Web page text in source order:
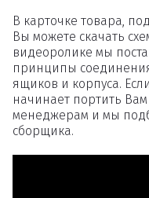
В карточке товара,
Вы можете скачать
видеоролике мы
принципы
ящиков и корпуса.
начинает портить
менеджерам и мы
сборщика.